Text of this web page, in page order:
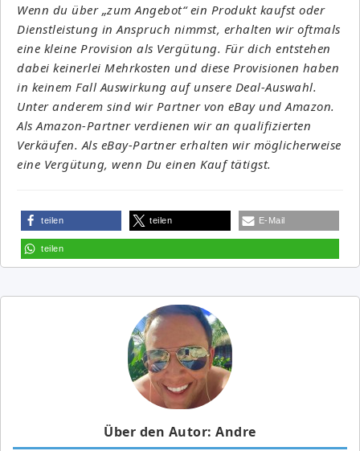
Wenn du über „zum Angebot“ ein Produkt kaufst oder
Dienstleistung in Anspruch nimmst, erhalten wir oftmals
eine kleine Provision als Vergütung. Für dich entstehen
dabei keinerlei Mehrkosten und diese Provisionen haben
in keinem Fall Auswirkung auf unsere Deal-Auswahl.
Unter anderem sind wir Partner von eBay und Amazon.
Als Amazon-Partner verdienen wir an qualifizierten
Verkäufen. Als eBay-Partner erhalten wir möglicherweise
eine Vergütung, wenn Du einen Kauf tätigst.
teilen teilen E-Mail
teilen
Über den Autor: Andre